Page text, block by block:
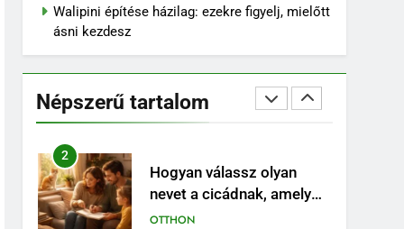
Walipini építése házilag: ezekre figyelj, mielőtt
ásni kezdesz
Népszerű tartalom
Mellékhatások
OTTHON
1
Trópusi színpompa a
lakásban: így találj
megfelelő helyet a
2
Hogyan válassz olyan
nevet a cicádnak, amely
valóban illik hozzá?
OTTHON